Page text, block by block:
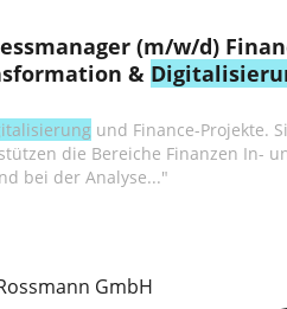
(m/w/d)
&
und Finance-Projekte.
die Bereiche Finanzen In-
bei der Analyse..."
GmbH